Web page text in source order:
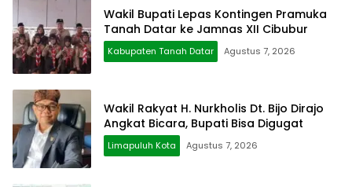
Wakil Bupati Lepas Kontingen Pramuka
Tanah Datar ke Jamnas XII Cibubur
Kabupaten Tanah Datar Agustus 7, 2026
Wakil Rakyat H. Nurkholis Dt. Bijo Dirajo
Angkat Bicara, Bupati Bisa Digugat
Limapuluh Kota Agustus 7, 2026